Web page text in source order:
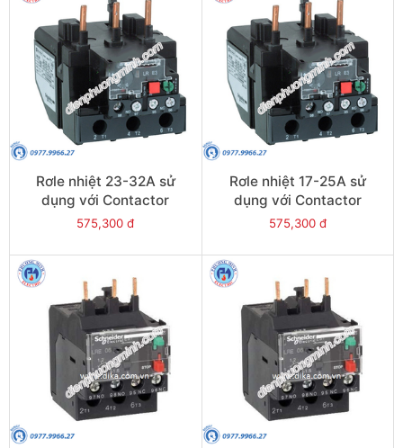
Rơle nhiệt 23-32A sử
dụng với Contactor
LC1E40-E95 - Model
575,300 đ
Rơle nhiệt 17-25A sử
dụng với Contactor
LC1E40-E95 - Model
575,300 đ